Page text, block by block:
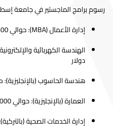
الإنجليزية
الإنجليزية
التاريخ
إدارة الصحة
التركية
صحافة
التركية
رسوم برامج الماجستير في جامعة
إدارة الأعمال (MBA): حوالي 5,500 دولار
دولار
هندسة الحاسوب (بالإنجليزية): حوالي
العمارة (بالإنجليزية): حوالي 5,000 دولار
إدارة الخدمات الصحية (بالتركية): حوالي